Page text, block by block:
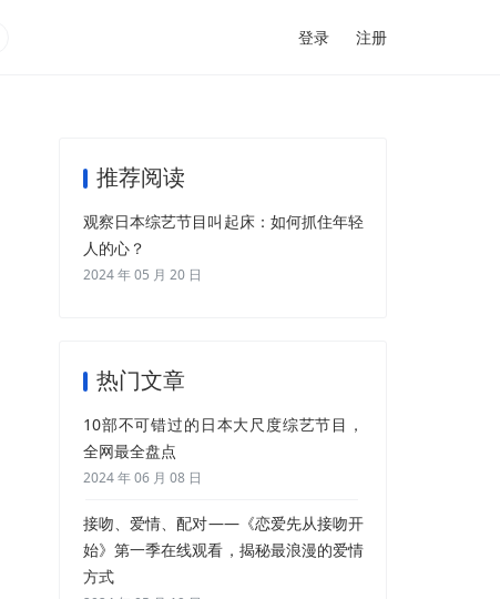
登录 注册
推荐阅读
观察日本综艺节目叫起床：如何抓住年轻
人的心？
2024 年 05 月 20 日
热门文章
10部不可错过的日本大尺度综艺节目，
全网最全盘点
2024 年 06 月 08 日
接吻、爱情、配对——《恋爱先从接吻开
始》第一季在线观看，揭秘最浪漫的爱情
方式